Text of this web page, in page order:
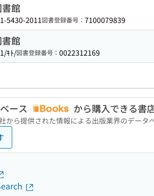
館
5430-2011図書登録番号： 7100079839
館
ｷﾄ/図書登録番号： 0022312169
ース から購入できる書
から提供された情報による出版業界のデー